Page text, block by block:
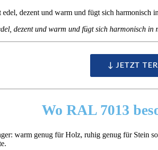
dezent und warm und fügt sich harmonisch in
↓ JETZT
Wo RAL 7013
warm genug für Holz, ruhig genug für Stein